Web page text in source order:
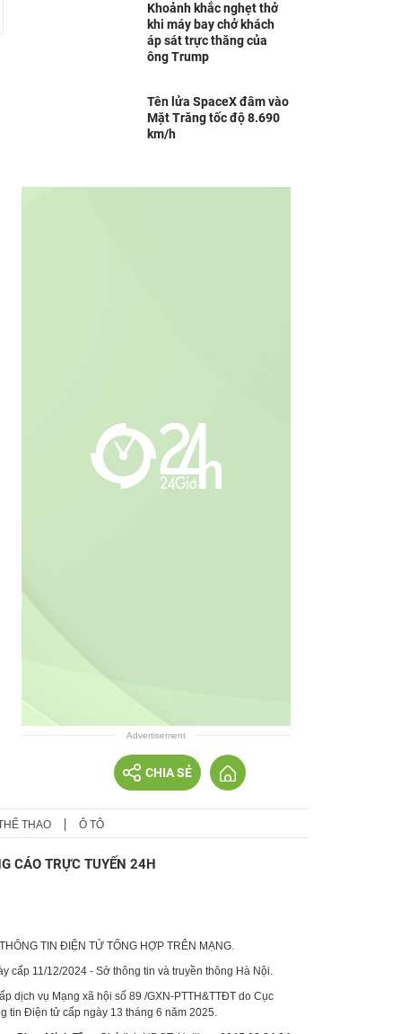
Khoảnh khắc nghẹt thở
khi máy bay chở khách
áp sát trực thăng của
ông Trump
Tên lửa SpaceX đâm vào
Mặt Trăng tốc độ 8.690
km/h
Advertisement
CHIA SẺ
THAO Ô TÔ
CÁO TRỰC TUYẾN 24H
TIN ĐIỆN TỬ TỔNG HỢP TRÊN MẠNG.
cấp 11/12/2024 - Sở thông tin và truyền thông Hà Nội.
dịch vụ Mạng xã hội số 89 /GXN-PTTH&TTĐT do Cục
tin Điện tử cấp ngày 13 tháng 6 năm 2025.